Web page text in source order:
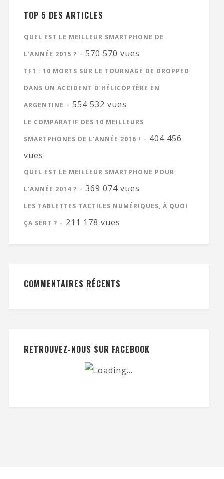
TOP 5 DES ARTICLES
QUEL EST LE MEILLEUR SMARTPHONE DE
L’ANNÉE 2015 ? - 570 570 vues
TF1 : 10 MORTS SUR LE TOURNAGE DE DROPPED
DANS UN ACCIDENT D’HÉLICOPTÈRE EN
ARGENTINE - 554 532 vues
LE COMPARATIF DES 10 MEILLEURS
SMARTPHONES DE L’ANNÉE 2016 ! - 404 456
vues
QUEL EST LE MEILLEUR SMARTPHONE POUR
L’ANNÉE 2014 ? - 369 074 vues
LES TABLETTES TACTILES NUMÉRIQUES, À QUOI
ÇA SERT ? - 211 178 vues
COMMENTAIRES RÉCENTS
RETROUVEZ-NOUS SUR FACEBOOK